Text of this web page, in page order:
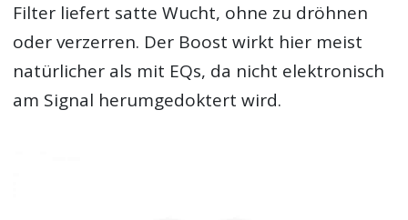
Filter liefert satte Wucht, ohne zu dröhnen
oder verzerren. Der Boost wirkt hier meist
natürlicher als mit EQs, da nicht elektronisch
am Signal herumgedoktert wird.